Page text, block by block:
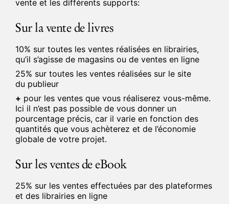
vente et les différents supports:
Sur la vente de livres
10% sur toutes les ventes réalisées en librairies,
qu’il s’agisse de magasins ou de ventes en ligne
25% sur toutes les ventes réalisées sur le site
du publieur
+ pour les ventes que vous réaliserez vous-même.
Ici il n’est pas possible de vous donner un
pourcentage précis, car il varie en fonction des
quantités que vous achèterez et de l’économie
globale de votre projet.
Sur les ventes de eBook
25% sur les ventes effectuées par des plateformes
et des librairies en ligne